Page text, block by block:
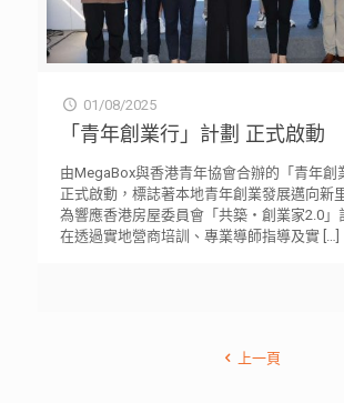
01/08/2025
「青年創業行」計劃 正式啟動
由MegaBox與香港青年協會合辦的「青年創
正式啟動，標誌著本地青年創業發展邁向新
為響應香港房屋委員會「共築・創業家2.0」
在透過實地營商培訓、專業導師指導及實[…]
上一頁